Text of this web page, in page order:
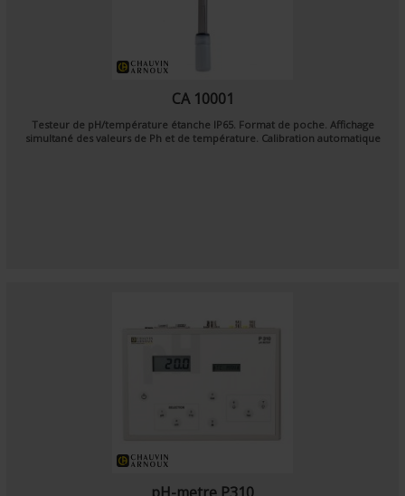
CA 10001
Testeur de pH/température étanche IP65. Format de poche. Affichage
simultané des valeurs de Ph et de température. Calibration automatique